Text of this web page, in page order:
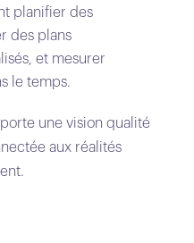
planifier des
des plans
et mesurer
le temps.
une vision qualité
aux réalités